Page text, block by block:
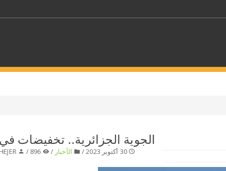
اختر قطاع /
حدد
الجوية الجزائرية.. تخفيضات
30 أكتوبر 2023 / الأخبار /